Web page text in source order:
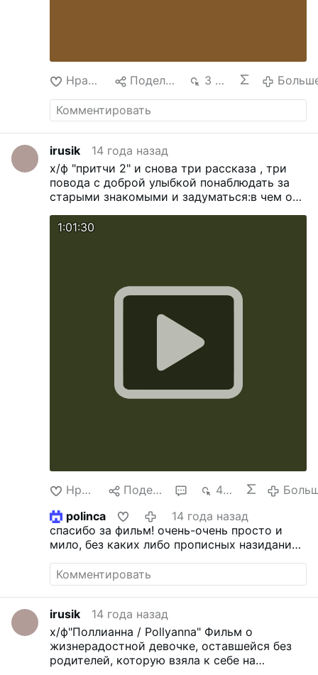
Нравится Поделиться 3 тыс.
irusik
14 года назад
х/ф "притчи 2" и снова три рассказа , три
повода с доброй улыбкой понаблюдать за
старыми знакомыми и задуматься:в чем они
1:01:30
Нравится Поделиться 4 тыс.
polinca
14 года назад
спасибо за фильм! очень-очень просто и
мило, без каких либо прописных назиданий
детишками, то есть всей семьей
irusik
14 года назад
х/ф"Поллианна / Pollyanna" Фильм о
жизнерадостной девочке, оставшейся без
родителей, которую взяла к себе на